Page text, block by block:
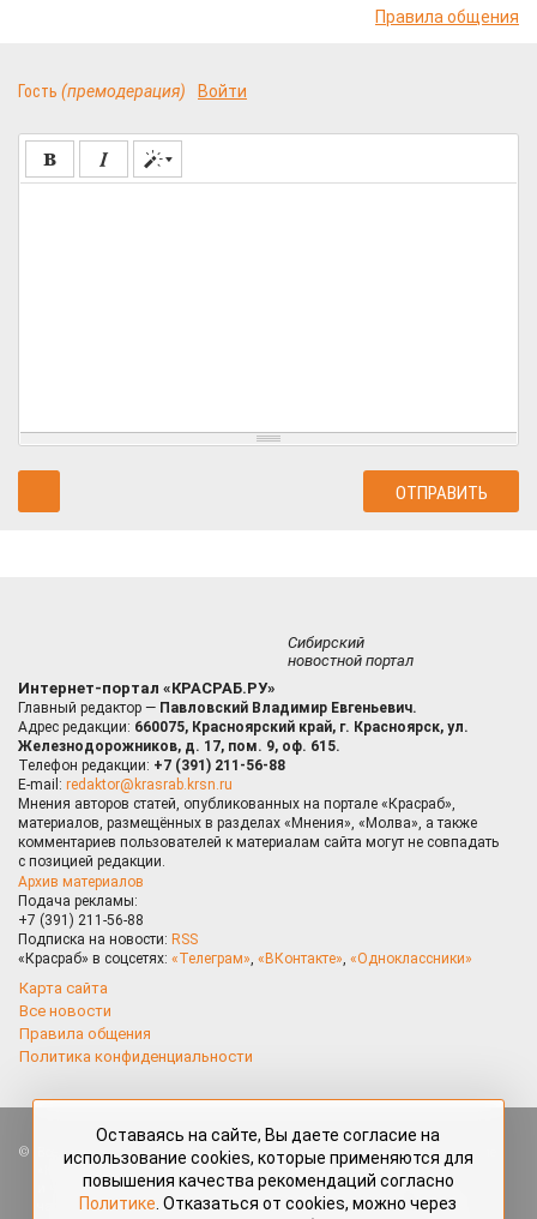
Правила общения
Гость (премодерация) Войти
Сибирский
новостной портал
Интернет-портал «КРАСРАБ.РУ»
Главный редактор — Павловский Владимир Евгеньевич.
Адрес редакции: 660075, Красноярский край, г. Красноярск, ул.
Железнодорожников, д. 17, пом. 9, оф. 615.
Телефон редакции: +7 (391) 211-56-88
E-mail: redaktor@krasrab.krsn.ru
Мнения авторов статей, опубликованных на портале «Красраб»,
материалов, размещённых в разделах «Мнения», «Молва», а также
комментариев пользователей к материалам сайта могут не совпадать
с позицией редакции.
Архив материалов
Подача рекламы:
+7 (391) 211-56-88
Подписка на новости: RSS
«Красраб» в соцсетях: «Телеграм», «ВКонтакте», «Одноклассники»
Карта сайта
Все новости
Правила общения
Политика конфиденциальности
Все права защищены. Любые материалы, размещённые на портале
«Красраб.ру» сотрудниками редакции, нештатными авторами
и читателями, являются объектами авторского права. Полное или
частичное использование материалов, размещённых на портале
Оставаясь на сайте, Вы даете согласие на
использование cookies, которые применяются для
повышения качества рекомендаций согласно
Политике . Отказаться от cookies, можно через